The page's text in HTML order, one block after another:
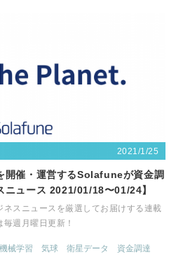
2021/1/25
開催・運営するSolafuneが資金調
ニュース 2021/01/18〜01/24】
スニュースを厳選してお届けする連載
毎週月曜日更新！
機械学習 気球 衛星データ
資金調達